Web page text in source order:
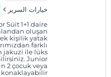
خيارات السرير
Süit 1+1 daire
oluşan
kişilik yatak
farklı
jakuzi ile lüks
Junior
2 çocuk veya